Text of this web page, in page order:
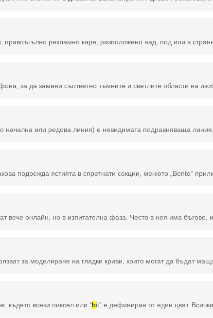
каре, разположено над, под или в страни на основното съдържание на
създавайки леко повдигната текстура като шарено или износено кадифе. Параметрите му са детайлност, гладкост и посока на
където всеки пиксел или "bit" е дефиниран от един цвят. Всички битове, комбинирани заедно, са подредени, за да съставят по-голямото изображение. Частта "map" на името препраща към размерите на изображението и инструкциите за това как са